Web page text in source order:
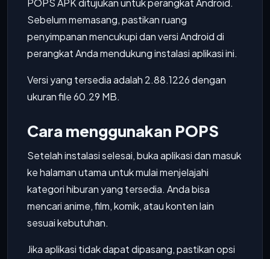
POPS APK ditujukan untuk perangkat Android.
Sebelum memasang, pastikan ruang
penyimpanan mencukupi dan versi Android di
perangkat Anda mendukung instalasi aplikasi ini.
Versi yang tersedia adalah 2.88.1226 dengan
ukuran file 60.29 MB.
Cara menggunakan POPS
Setelah instalasi selesai, buka aplikasi dan masuk
ke halaman utama untuk mulai menjelajahi
kategori hiburan yang tersedia. Anda bisa
mencari anime, film, komik, atau konten lain
sesuai kebutuhan.
Jika aplikasi tidak dapat dipasang, pastikan opsi